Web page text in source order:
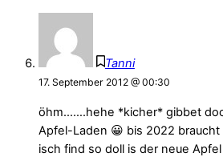
Tanni
17. September 2012 @ 00:30
öhm…….hehe *kicher* gibbet
Apfel-Laden 😀 bis 2022
isch find so doll is der neue